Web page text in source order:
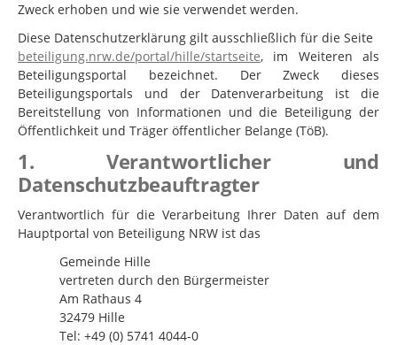
Zweck erhoben und wie sie verwendet werden.
Diese Datenschutzerklärung gilt ausschließlich für die Seite
beteiligung.nrw.de/portal/hille/startseite, im Weiteren als
Beteiligungsportal bezeichnet. Der Zweck dieses
Beteiligungsportals und der Datenverarbeitung ist die
Bereitstellung von Informationen und die Beteiligung der
Öffentlichkeit und Träger öffentlicher Belange (TöB).
1. Verantwortlicher und
Datenschutzbeauftragter
Verantwortlich für die Verarbeitung Ihrer Daten auf dem
Hauptportal von Beteiligung NRW ist das
Gemeinde Hille
vertreten durch den Bürgermeister
Am Rathaus 4
32479 Hille
Tel: +49 (0) 5741 4044-0